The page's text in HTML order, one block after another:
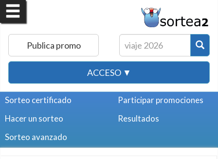
Publica promo
ACCESO ▼
Sorteo certificado
Hacer un sorteo
Sorteo avanzado
Participar promociones
Resultados